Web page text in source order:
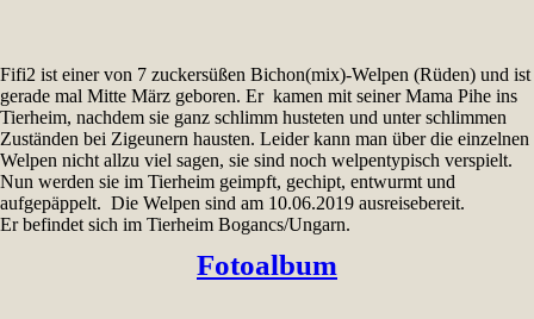
Fifi2 ist einer von 7 zuckersüßen Bichon(mix)-Welpen (Rüden) und ist
gerade mal Mitte März geboren. Er kamen mit seiner Mama Pihe ins
Tierheim, nachdem sie ganz schlimm husteten und unter schlimmen
Zuständen bei Zigeunern hausten. Leider kann man über die einzelnen
Welpen nicht allzu viel sagen, sie sind noch welpentypisch verspielt.
Nun werden sie im Tierheim geimpft, gechipt, entwurmt und
aufgepäppelt. Die Welpen sind am 10.06.2019 ausreisebereit.
Er befindet sich im Tierheim Bogancs/Ungarn.
Fotoalbum